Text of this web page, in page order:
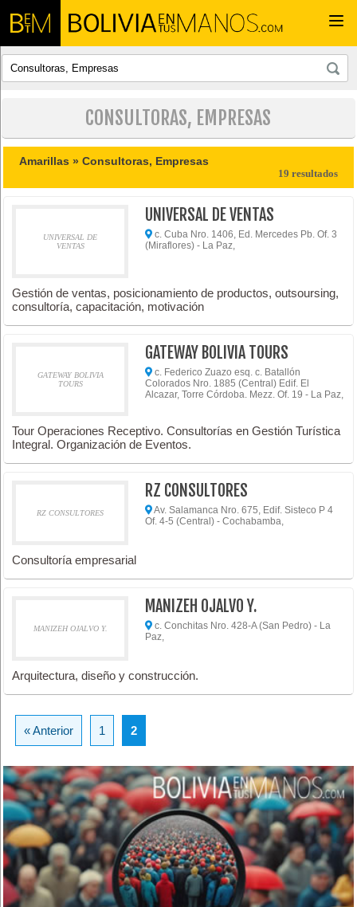
CONSULTORAS, EMPRESAS
Amarillas »Consultoras, Empresas
19 resultados
UNIVERSAL DE
VENTAS
UNIVERSAL DE VENTAS
c. Cuba Nro. 1406, Ed. Mercedes Pb. Of. 3
(Miraflores) - La Paz,
Gestión de ventas, posicionamiento de productos, outsoursing,
consultoría, capacitación, motivación
GATEWAY BOLIVIA
TOURS
GATEWAY BOLIVIA TOURS
c. Federico Zuazo esq. c. Batallón
Colorados Nro. 1885 (Central) Edif. El
Alcazar, Torre Córdoba. Mezz. Of. 19 - La Paz,
Tour Operaciones Receptivo. Consultorías en Gestión Turística
Integral. Organización de Eventos.
RZ CONSULTORES
RZ CONSULTORES
Av. Salamanca Nro. 675, Edif. Sisteco P 4
Of. 4-5 (Central) - Cochabamba,
Consultoría empresarial
MANIZEH OJALVO Y.
MANIZEH OJALVO Y.
c. Conchitas Nro. 428-A (San Pedro) - La
Paz,
Arquitectura, diseño y construcción.
« Anterior 1 2